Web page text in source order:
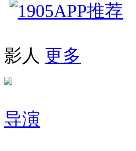
影人 更多
导演